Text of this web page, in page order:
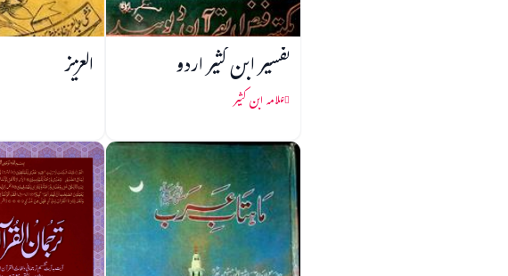
تفسیر ابن کثیر اردو
علامہ ابن کثیر
العزیز